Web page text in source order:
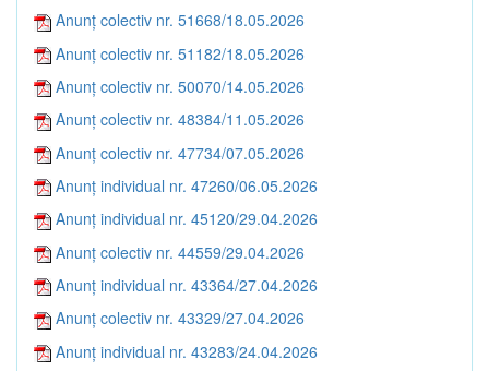
Anunț colectiv nr. 51668/18.05.2026
Anunț colectiv nr. 51182/18.05.2026
Anunț colectiv nr. 50070/14.05.2026
Anunț colectiv nr. 48384/11.05.2026
Anunț colectiv nr. 47734/07.05.2026
Anunț individual nr. 47260/06.05.2026
Anunț individual nr. 45120/29.04.2026
Anunț colectiv nr. 44559/29.04.2026
Anunț individual nr. 43364/27.04.2026
Anunț colectiv nr. 43329/27.04.2026
Anunț individual nr. 43283/24.04.2026